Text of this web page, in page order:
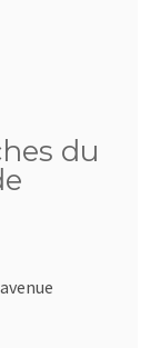
du